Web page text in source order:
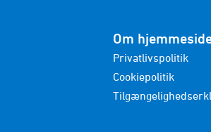
Om
Privatlivspolitik
Cookiepolitik